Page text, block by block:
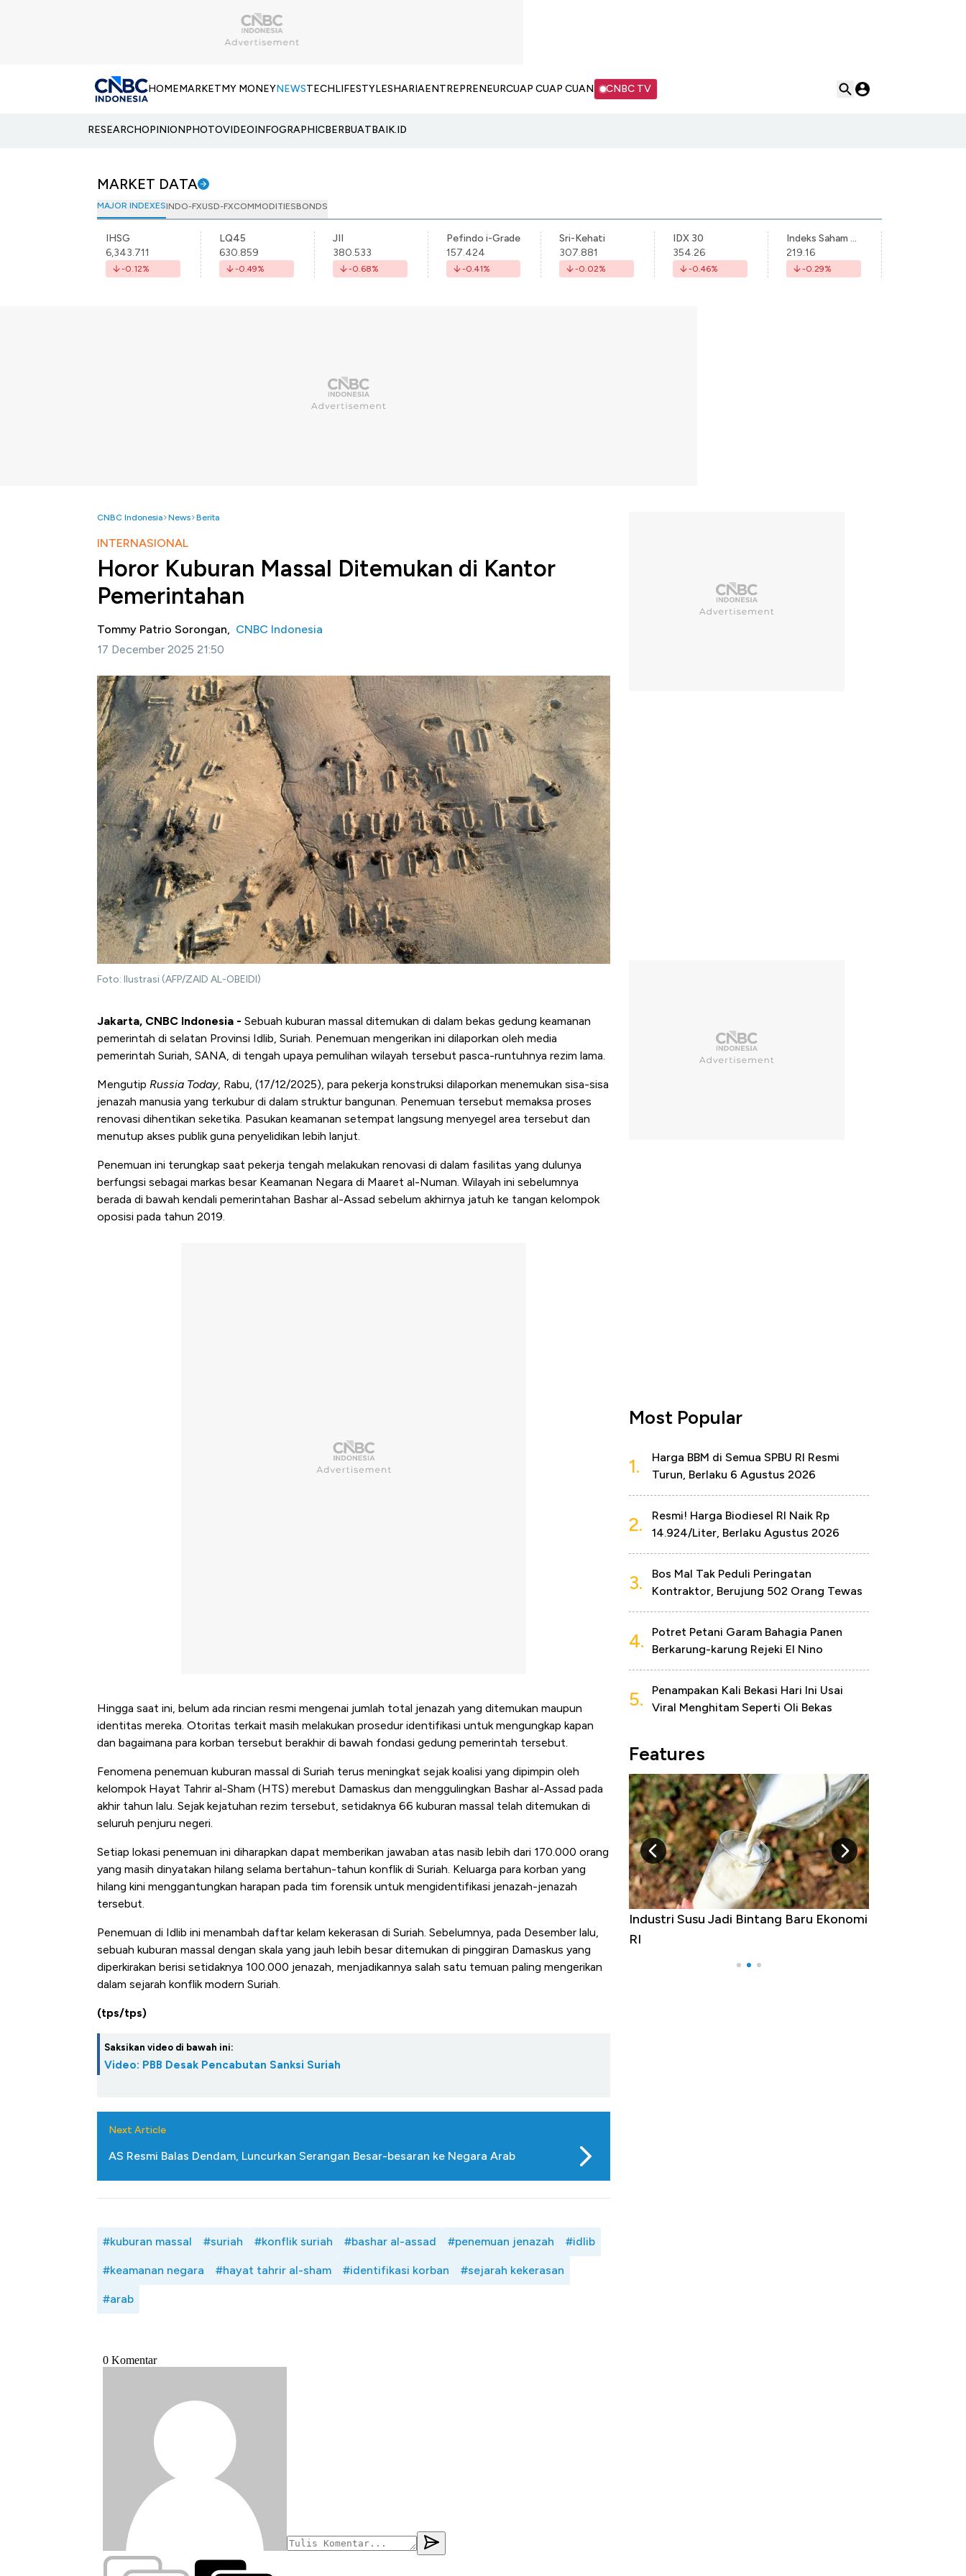
HOMEMARKETMY MONEYNEWSTECHLIFESTYLESHARIAENTREPRENEURCUAP CUAP CUAN CNBC TV
RESEARCHOPINIONPHOTOVIDEOINFOGRAPHICBERBUATBAIK.ID
MARKET DATA
MAJOR INDEXESINDO-FXUSD-FXCOMMODITIESBONDS
IHSG
6,343.711
-0.12%
LQ45
630.859
-0.49%
JII
380.533
-0.68%
Pefindo i-Grade
157.424
-0.41%
Sri-Kehati
307.881
-0.02%
IDX 30
354.26
-0.46%
Indeks Saham Syariah Indonesia
219.16
-0.29%
CNBC Indonesia News Berita
INTERNASIONAL
Horor Kuburan Massal Ditemukan di Kantor
Pemerintahan
Tommy Patrio Sorongan, CNBC Indonesia
17 December 2025 21:50
Foto: Ilustrasi (AFP/ZAID AL-OBEIDI)
Jakarta, CNBC Indonesia - Sebuah kuburan massal ditemukan di dalam bekas gedung keamanan
pemerintah di selatan Provinsi Idlib, Suriah. Penemuan mengerikan ini dilaporkan oleh media
pemerintah Suriah, SANA, di tengah upaya pemulihan wilayah tersebut pasca-runtuhnya rezim lama.
Mengutip Russia Today, Rabu, (17/12/2025), para pekerja konstruksi dilaporkan menemukan sisa-sisa
jenazah manusia yang terkubur di dalam struktur bangunan. Penemuan tersebut memaksa proses
renovasi dihentikan seketika. Pasukan keamanan setempat langsung menyegel area tersebut dan
menutup akses publik guna penyelidikan lebih lanjut.
Penemuan ini terungkap saat pekerja tengah melakukan renovasi di dalam fasilitas yang dulunya
berfungsi sebagai markas besar Keamanan Negara di Maaret al-Numan. Wilayah ini sebelumnya
berada di bawah kendali pemerintahan Bashar al-Assad sebelum akhirnya jatuh ke tangan kelompok
oposisi pada tahun 2019.
Hingga saat ini, belum ada rincian resmi mengenai jumlah total jenazah yang ditemukan maupun
identitas mereka. Otoritas terkait masih melakukan prosedur identifikasi untuk mengungkap kapan
dan bagaimana para korban tersebut berakhir di bawah fondasi gedung pemerintah tersebut.
Fenomena penemuan kuburan massal di Suriah terus meningkat sejak koalisi yang dipimpin oleh
kelompok Hayat Tahrir al-Sham (HTS) merebut Damaskus dan menggulingkan Bashar al-Assad pada
akhir tahun lalu. Sejak kejatuhan rezim tersebut, setidaknya 66 kuburan massal telah ditemukan di
seluruh penjuru negeri.
Setiap lokasi penemuan ini diharapkan dapat memberikan jawaban atas nasib lebih dari 170.000 orang
yang masih dinyatakan hilang selama bertahun-tahun konflik di Suriah. Keluarga para korban yang
hilang kini menggantungkan harapan pada tim forensik untuk mengidentifikasi jenazah-jenazah
tersebut.
Penemuan di Idlib ini menambah daftar kelam kekerasan di Suriah. Sebelumnya, pada Desember lalu,
sebuah kuburan massal dengan skala yang jauh lebih besar ditemukan di pinggiran Damaskus yang
diperkirakan berisi setidaknya 100.000 jenazah, menjadikannya salah satu temuan paling mengerikan
dalam sejarah konflik modern Suriah.
(tps/tps)
Saksikan video di bawah ini:
Video: PBB Desak Pencabutan Sanksi Suriah
Next Article
AS Resmi Balas Dendam, Luncurkan Serangan Besar-besaran ke Negara Arab
#kuburan massal #suriah #konflik suriah #bashar al-assad #penemuan jenazah #idlib
#keamanan negara #hayat tahrir al-sham #identifikasi korban #sejarah kekerasan
#arab
Most Popular
1.
Harga BBM di Semua SPBU RI Resmi
Turun, Berlaku 6 Agustus 2026
2.
Resmi! Harga Biodiesel RI Naik Rp
14.924/Liter, Berlaku Agustus 2026
3.
Bos Mal Tak Peduli Peringatan
Kontraktor, Berujung 502 Orang Tewas
4.
Potret Petani Garam Bahagia Panen
Berkarung-karung Rejeki El Nino
5.
Penampakan Kali Bekasi Hari Ini Usai
Viral Menghitam Seperti Oli Bekas
Features
Alas Kaki Tumbuh Double Digit
RI
5 Raja Ekonomi Indonesia: Maaf, Gak
Ada Jawa!